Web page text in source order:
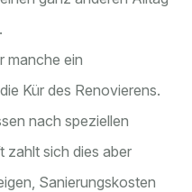
manche ein
Kür des Renovierens.
nach speziellen
zahlt sich dies aber
Sanierungskosten